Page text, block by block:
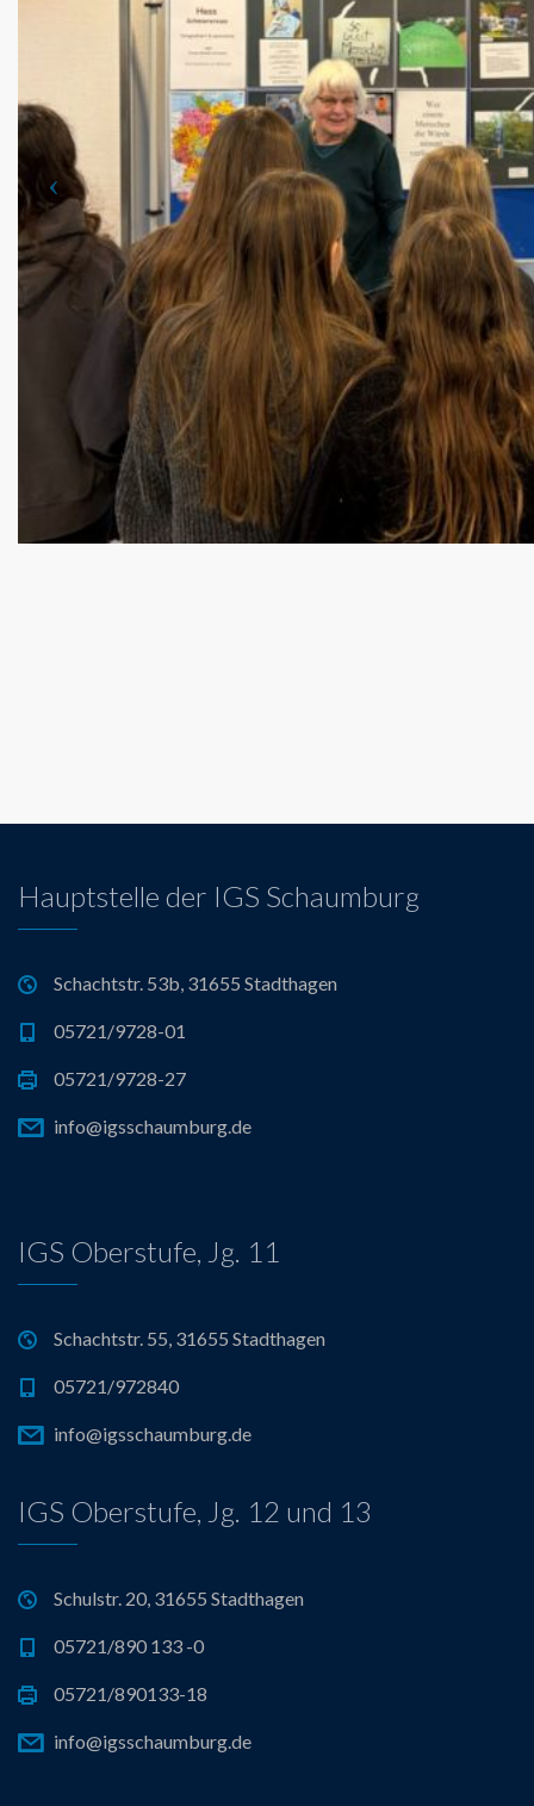
Hauptstelle der IGS Schaumburg
Schachtstr. 53b, 31655 Stadthagen
05721/9728-01
05721/9728-27
info@igsschaumburg.de
IGS Oberstufe, Jg. 11
Schachtstr. 55, 31655 Stadthagen
05721/972840
info@igsschaumburg.de
IGS Oberstufe, Jg. 12 und 13
Schulstr. 20, 31655 Stadthagen
05721/890 133 -0
05721/890133-18
info@igsschaumburg.de